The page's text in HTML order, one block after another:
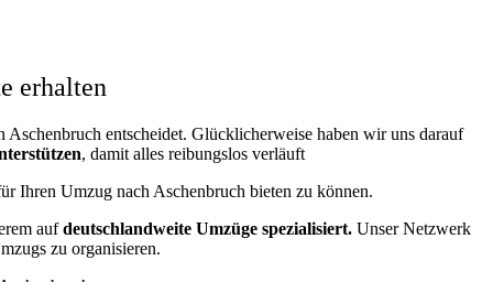
erhalten
entscheidet. Glücklicherweise haben wir uns darauf
, damit alles reibungslos verläuft
Ihren Umzug nach Aschenbruch bieten zu können.
aufdeutschlandweite Umzüge spezialisiert. Unser Netzwerk
zu organisieren.